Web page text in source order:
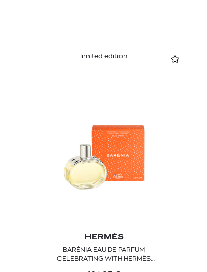
limited edition
HERMÈS
BARÉNIA EAU DE PARFUM
CELEBRATING WITH HERMÈS